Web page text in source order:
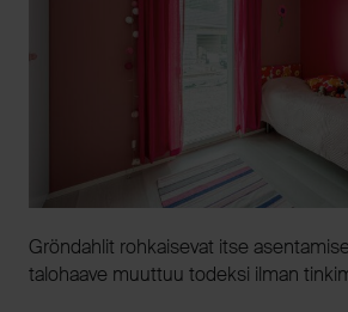
Gröndahlit rohkaisevat itse
talohaave muuttuu todeksi ilman